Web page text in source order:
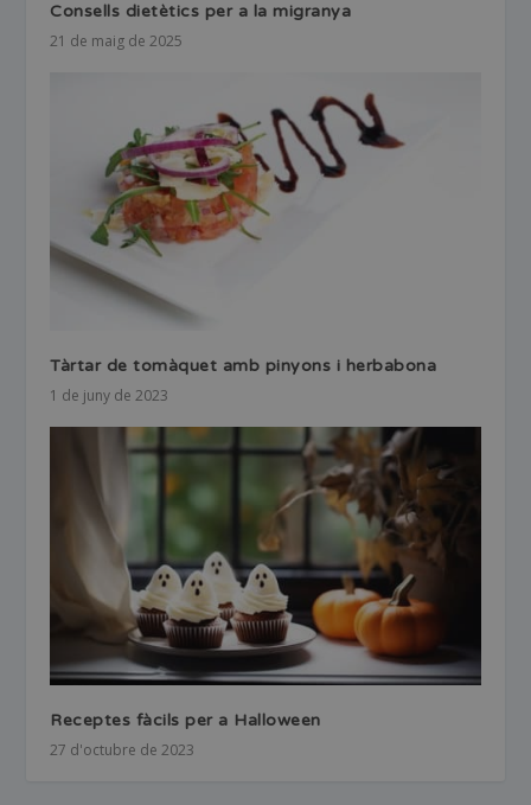
Consells dietètics per a la migranya
21 de maig de 2025
Tàrtar de tomàquet amb pinyons i herbabona
1 de juny de 2023
Receptes fàcils per a Halloween
27 d'octubre de 2023